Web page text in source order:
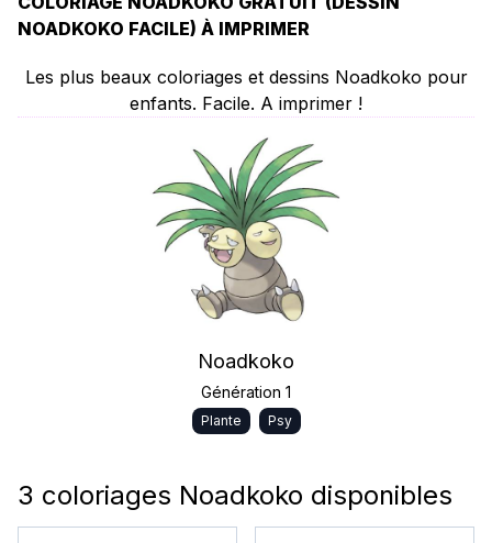
NOADKOKO FACILE) À IMPRIMER
Les plus beaux coloriages et dessins Noadkoko pour
enfants. Facile. A imprimer !
Noadkoko
Génération 1
Plante Psy
3 coloriages Noadkoko disponibles